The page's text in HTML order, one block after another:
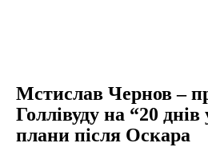
Мстислав Чернов –
Голлівуду на “20 днів
плани після Оскара